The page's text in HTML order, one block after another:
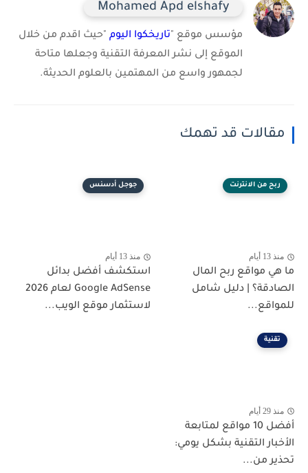
Mohamed Apd elshafy
مؤسس موقع "تاريخكوا اليوم "حيث اقدم من خلال
الموقع إلى نشر المعرفة التقنية وجعلها متاحة
لجمهور واسع من المهتمين بالعلوم الحديثة.
مقالات قد تهمك
ربح من الانترنت
منذ 13 أيام
ما هي مواقع ربح المال
الصادقة؟ | دليل شامل
للمواقع...
جوجل أدسنس
منذ 13 أيام
استكشف أفضل بدائل
Google AdSense لعام 2026
لاستثمار موقع الويب...
تقنية
منذ 29 أيام
أفضل 10 مواقع لمتابعة
الأخبار التقنية بشكل يومي:
تحذير من...